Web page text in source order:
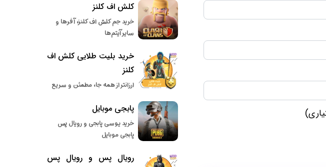
کلش اف کلنز
خرید جم کلش اف کلنز، آفرها و
سایر آیتم‌ها
خرید بلیت طلایی کلش اف
کلنز
ارزانتر از همه جا، مطمئن و سریع
پابجی موبایل
خرید یوسی پابجی و رویال پس
پابجی موبایل
رویال پس و رویال پس